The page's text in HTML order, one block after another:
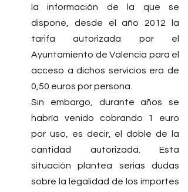
la información de la que se
dispone, desde el año 2012 la
tarifa autorizada por el
Ayuntamiento de Valencia para el
acceso a dichos servicios era de
0,50 euros por persona.
Sin embargo, durante años se
habría venido cobrando 1 euro
por uso, es decir, el doble de la
cantidad autorizada. Esta
situación plantea serias dudas
sobre la legalidad de los importes